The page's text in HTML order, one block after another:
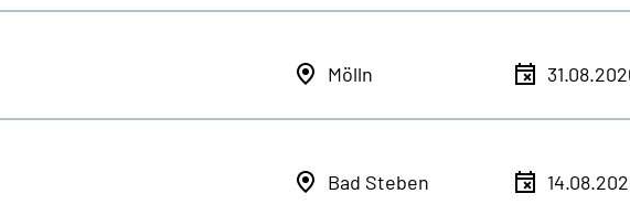
Mölln
Bad Steben